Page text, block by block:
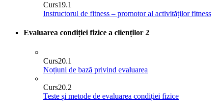
Curs19.1
Instructorul de fitness – promotor al activităților fitness
Evaluarea condiției fizice a clienților 2
Curs20.1
Noțiuni de bază privind evaluarea
Curs20.2
Teste și metode de evaluarea condiției fizice